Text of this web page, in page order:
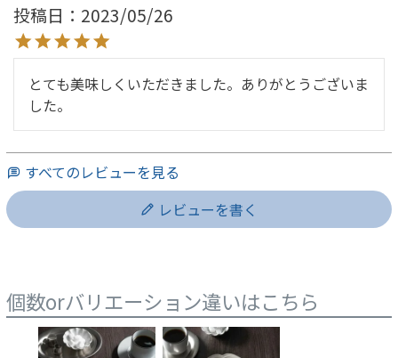
投稿日
2023/05/26
とても美味しくいただきました。ありがとうございま
した。
すべてのレビューを見る
レビューを書く
個数orバリエーション違いはこちら